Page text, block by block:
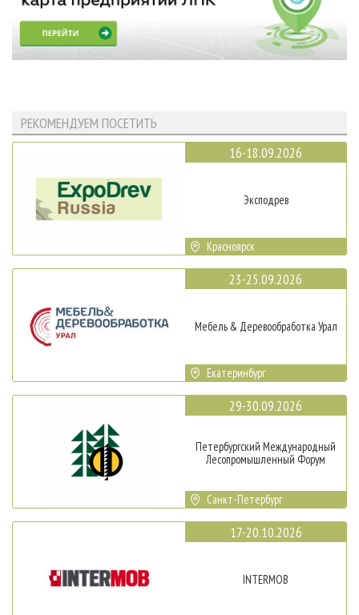
РЕКОМЕНДУЕМ ПОСЕТИТЬ
16-18.09.2026
Эксподрев
Красноярск
23-25.09.2026
Мебель & Деревообработка Урал
Екатеринбург
29-30.09.2026
Петербургский Международный
Лесопромышленный Форум
Санкт-Петербург
17-20.10.2026
INTERMOB